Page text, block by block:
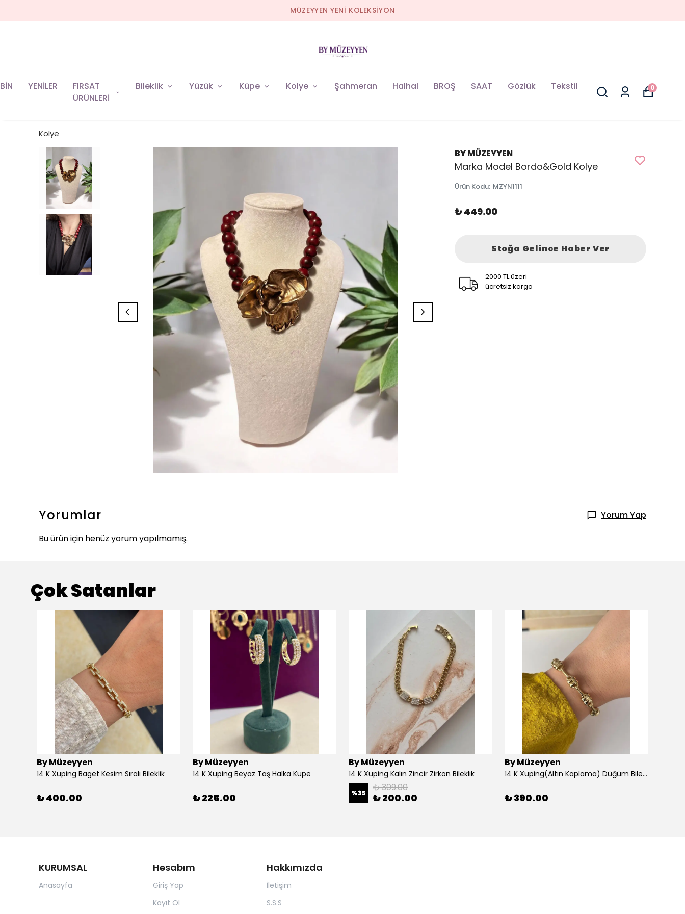
MÜZEYYEN YENİ KOLEKSİYON
YENİLER
FIRSAT
ÜRÜNLERİ
Bileklik Yüzük Küpe Kolye Şahmeran Halhal BROŞ SAAT Gözlük Tekstil 0
Kolye
BY MÜZEYYEN
Marka Model Bordo&Gold Kolye
Ürün Kodu: MZYN1111
₺ 449.00
Stoğa Gelince Haber Ver
2000 TL üzeri
ücretsiz kargo
Yorumlar
Yorum Yap
Bu ürün için henüz yorum yapılmamış.
Çok Satanlar
By Müzeyyen
14 K Xuping Baget Kesim Sıralı Bileklik
₺ 400.00
By Müzeyyen
14 K Xuping Beyaz Taş Halka Küpe
₺ 225.00
By Müzeyyen
14 K Xuping Kalın Zincir Zirkon Bileklik
%35 ₺ 309.00
₺ 200.00
By Müzeyyen
14 K Xuping(Altın Kaplama) Düğüm Bileklik
₺ 390.00
KURUMSAL
Anasayfa
Hesabım
Giriş Yap
Kayıt Ol
Hakkımızda
İletişim
S.S.S